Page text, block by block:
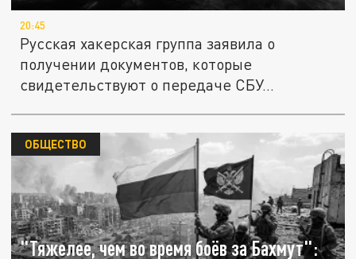
20:45
Русская хакерская группа заявила о
получении документов, которые
свидетельствуют о передаче СБУ...
"Тяжелее, чем во время боёв за Бахмут":
ОБЩЕСТВО